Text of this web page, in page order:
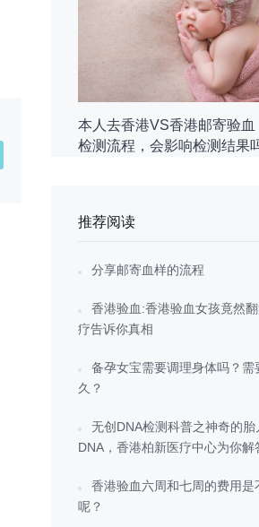
本人去香港VS香港邮寄验血
检测流程，会影响检测结果
推荐阅读
分享邮寄血样的流程
香港验血:香港验血女孩竟然
疗告诉你真相
备孕女宝需要调理身体吗？需
久？
无创DNA检测科普之神奇的胎
DNA，香港柏新医疗中心为你解
香港验血六周和七周的费用是
呢？